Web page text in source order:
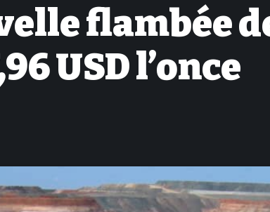
flambée
USD l’once